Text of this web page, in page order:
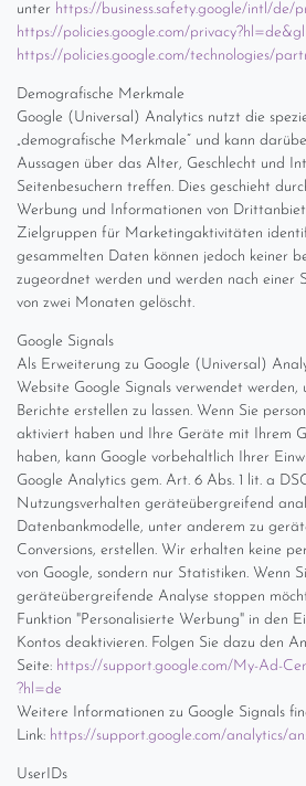
unter https://business.safety.google/intl/de/
https://policies.google.com/privacy?hl=de
https://policies.google.com/technologies/
Demografische Merkmale
Google (Universal) Analytics nutzt die
„demografische Merkmale“ und kann
Aussagen über das Alter, Geschlecht und
Seitenbesuchern treffen. Dies geschieht
Werbung und Informationen von
Zielgruppen für Marketingaktivitäten
gesammelten Daten können jedoch keiner
zugeordnet werden und werden nach einer
von zwei Monaten gelöscht.
Google Signals
Als Erweiterung zu Google (Universal)
Website Google Signals verwendet
Berichte erstellen zu lassen. Wenn Sie
aktiviert haben und Ihre Geräte mit Ihrem
haben, kann Google vorbehaltlich Ihrer
Google Analytics gem. Art. 6 Abs. 1 lit. a
Nutzungsverhalten geräteübergreifend
Datenbankmodelle, unter anderem zu
Conversions, erstellen. Wir erhalten keine
von Google, sondern nur Statistiken. Wenn
geräteübergreifende Analyse stoppen
Funktion "Personalisierte Werbung" in den
Kontos deaktivieren. Folgen Sie dazu den
Seite: https://support.google.com/My-Ad-
?hl=de
Weitere Informationen zu Google Signals
Link: https://support.google.com/analytics/
UserIDs